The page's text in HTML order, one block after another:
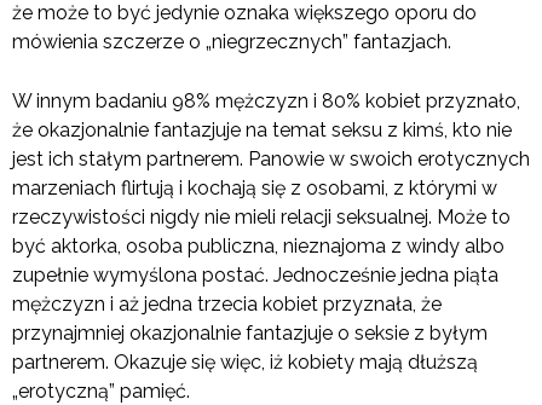
że może to być jedynie oznaka większego oporu do
mówienia szczerze o „niegrzecznych” fantazjach.
W innym badaniu 98% mężczyzn i 80% kobiet przyznało,
że okazjonalnie fantazjuje na temat seksu z kimś, kto nie
jest ich stałym partnerem. Panowie w swoich erotycznych
marzeniach flirtują i kochają się z osobami, z którymi w
rzeczywistości nigdy nie mieli relacji seksualnej. Może to
być aktorka, osoba publiczna, nieznajoma z windy albo
zupełnie wymyślona postać. Jednocześnie jedna piąta
mężczyzn i aż jedna trzecia kobiet przyznała, że
przynajmniej okazjonalnie fantazjuje o seksie z byłym
partnerem. Okazuje się więc, iż kobiety mają dłuższą
„erotyczną” pamięć.